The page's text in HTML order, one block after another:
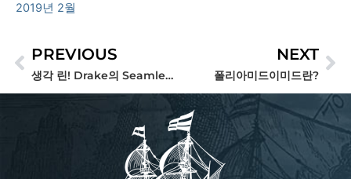
2019년 2월
Prev
PREVIOUS
생각 린! Drake의 Seamless Tube®를 사용하여 고성능 폴리머 부품 제조 비용 절감.
NEXT
폴리아미드이미드란?